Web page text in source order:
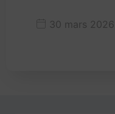
30 mars 2026